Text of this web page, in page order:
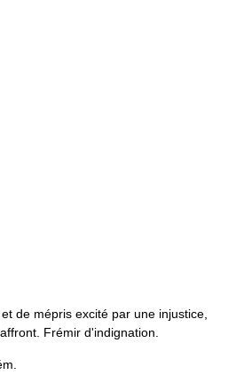
de mépris excité par une injustice,
Frémir d'indignation.